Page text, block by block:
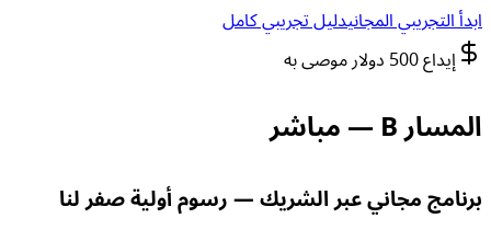
ابدأ التجريبي المجانيدليل تجريبي كامل
إيداع 500 دولار موصى به
المسار B — مباشر
برنامج مجاني عبر الشريك — رسوم أولية صفر لنا